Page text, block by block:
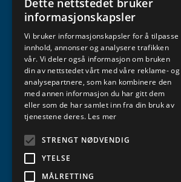
NORWEGIAN
ENGLISH
Dette nettstedet bruker
informasjonskapsler
Vi bruker informasjonskapsler for å tilpasse
innhold, annonser og analysere trafikken
vår. Vi deler også informasjon om bruken
din av nettstedet vårt med våre reklame- og
analysepartnere, som kan kombinere den
med annen informasjon du har gitt dem
eller som de har samlet inn fra din bruk av
tjenestene deres. Les mer
STRENGT NØDVENDIG
YTELSE
MÅLRETTING